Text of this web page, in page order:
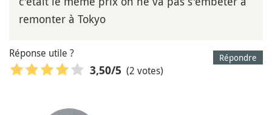
remonter à Tokyo
Répondre
Réponse utile ?
3,50/5 (2 votes)